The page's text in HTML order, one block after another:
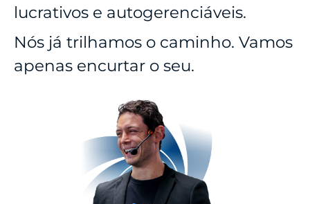
lucrativos e autogerenciáveis.
Nós já trilhamos o caminho. Vamos
apenas encurtar o seu.